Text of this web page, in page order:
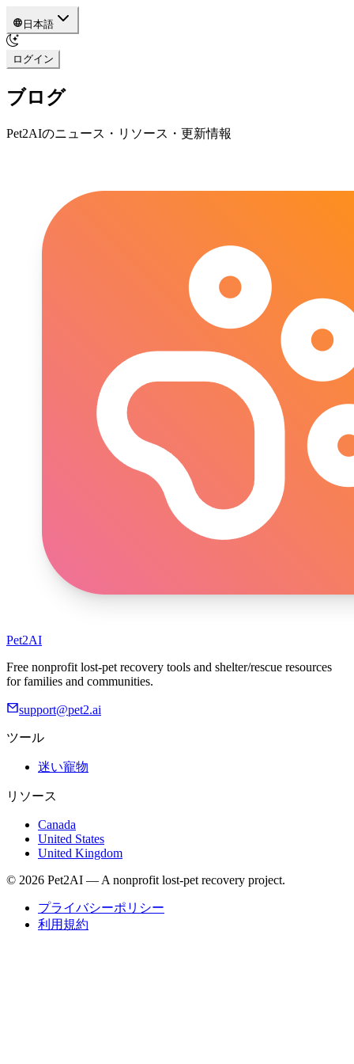
日本語
ログイン
ブログ
Pet2AIのニュース・リソース・更新情報
Pet2AI
Free nonprofit lost-pet recovery tools and shelter/rescue resources
for families and communities.
support@pet2.ai
ツール
迷い寵物
リソース
Canada
United States
United Kingdom
© 2026 Pet2AI — A nonprofit lost-pet recovery project.
プライバシーポリシー
利用規約